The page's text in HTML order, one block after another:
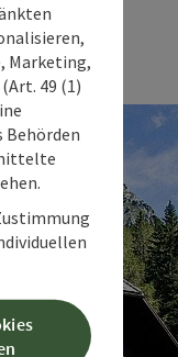
Marketing,
49 (1)
Behörden